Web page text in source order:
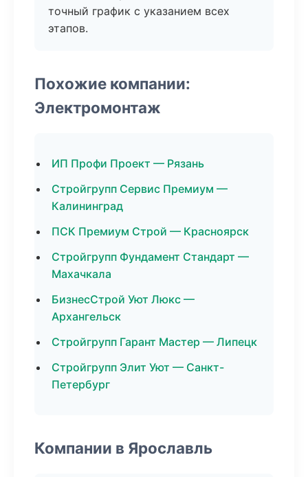
точный график с указанием всех
этапов.
Похожие компании:
Электромонтаж
ИП Профи Проект — Рязань
Стройгрупп Сервис Премиум —
Калининград
ПСК Премиум Строй — Красноярск
Стройгрупп Фундамент Стандарт —
Махачкала
БизнесСтрой Уют Люкс —
Архангельск
Стройгрупп Гарант Мастер — Липецк
Стройгрупп Элит Уют — Санкт-
Петербург
Компании в Ярославль